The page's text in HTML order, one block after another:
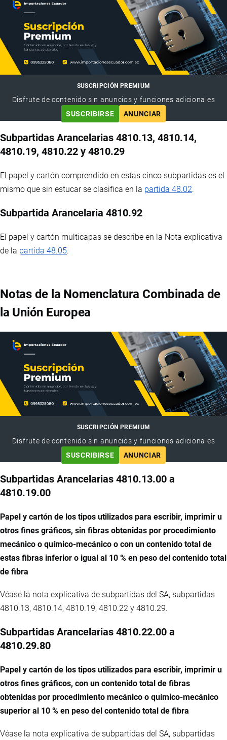
SUSCRIPCIÓN PREMIUM
Disfrute de contenido sin anuncios y funciones adicionales
SUSCRIBIRSE
ANUNCIAR
Subpartidas Arancelarias 4810.13, 4810.14,
4810.19, 4810.22 y 4810.29
El papel y cartón comprendido en estas cinco subpartidas es el
mismo que sin estucar se clasifica en la partida 48.02.
Subpartida Arancelaria 4810.92
El papel y cartón multicapas se describe en la Nota explicativa
de la partida 48.05.
Notas de la Nomenclatura Combinada de
la Unión Europea
SUSCRIPCIÓN PREMIUM
Disfrute de contenido sin anuncios y funciones adicionales
SUSCRIBIRSE
ANUNCIAR
Subpartidas Arancelarias 4810.13.00 a
4810.19.00
Papel y cartón de los tipos utilizados para escribir, imprimir u
otros fines gráficos, sin fibras obtenidas por procedimiento
mecánico o químico-mecánico o con un contenido total de
estas fibras inferior o igual al 10 % en peso del contenido total
de fibra
Véase la nota explicativa de subpartidas del SA, subpartidas
4810.13, 4810.14, 4810.19, 4810.22 y 4810.29.
Subpartidas Arancelarias 4810.22.00 a
4810.29.80
Papel y cartón de los tipos utilizados para escribir, imprimir u
otros fines gráficos, con un contenido total de fibras
obtenidas por procedimiento mecánico o químico-mecánico
superior al 10 % en peso del contenido total de fibra
Véase la nota explicativa de subpartidas del SA, subpartidas